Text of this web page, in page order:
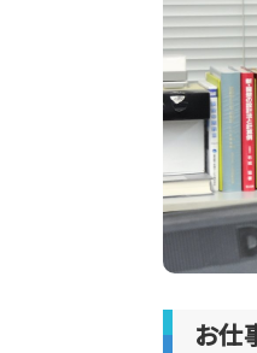
お仕